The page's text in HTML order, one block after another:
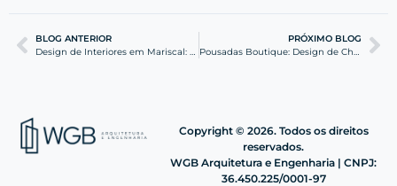
BLOG ANTERIOR
Design de Interiores em Mariscal: Sofisticação e Conforto
PRÓXIMO BLOG
Pousadas Boutique: Design de Charme e Engenharia Rústica
Copyright © 2026. Todos os direitos
reservados.
WGB Arquitetura e Engenharia | CNPJ:
36.450.225/0001-97